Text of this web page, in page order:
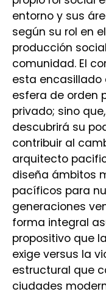
entorno y sus
según su rol en
producción
comunidad. El
esta encasillado
esfera de orden
privado; sino
descubrirá su
contribuir al
arquitecto
diseña ámbitos
pacíficos para
generaciones
forma integral
propositivo que
exige versus la
estructural que
ciudades